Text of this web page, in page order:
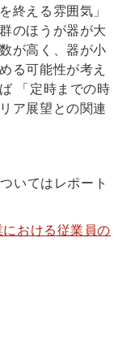
終える雰囲気」
のほうが器が大
が高く、器が小
る可能性が考え
「定時までの時
ア展望との関連
いてはレポート
おける従業員の